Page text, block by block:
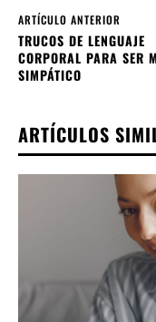
ARTÍCULO ANTERIOR
TRUCOS DE LENGUAJE
CORPORAL PARA SER
SIMPÁTICO
ARTÍCULOS